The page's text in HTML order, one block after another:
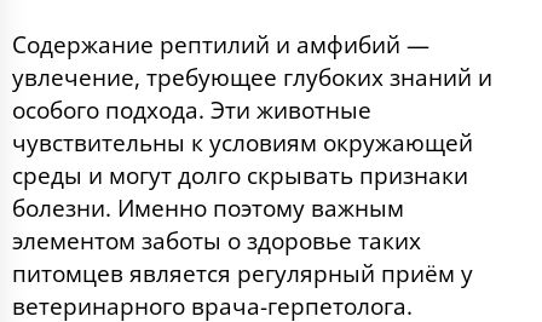
Содержание рептилий и амфибий —
увлечение, требующее глубоких знаний и
особого подхода. Эти животные
чувствительны к условиям окружающей
среды и могут долго скрывать признаки
болезни. Именно поэтому важным
элементом заботы о здоровье таких
питомцев является регулярный приём у
ветеринарного врача-герпетолога.